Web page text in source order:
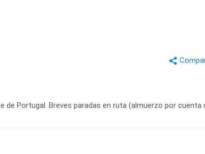
Portugal. Breves paradas en ruta (almuerzo por cuenta